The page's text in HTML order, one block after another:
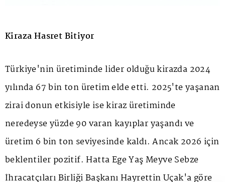
Kiraza Hasret Bitiyor
Türkiye'nin üretiminde lider olduğu kirazda 2024
yılında 67 bin ton üretim elde etti. 2025'te yaşanan
zirai donun etkisiyle ise kiraz üretiminde
neredeyse yüzde 90 varan kayıplar yaşandı ve
üretim 6 bin ton seviyesinde kaldı. Ancak 2026 için
beklentiler pozitif. Hatta Ege Yaş Meyve Sebze
İhracatçıları Birliği Başkanı Hayrettin Uçak'a göre